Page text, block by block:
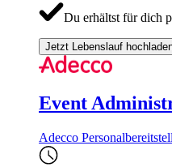
Du erhältst für dich
Jetzt Lebenslauf
Event
Adecco